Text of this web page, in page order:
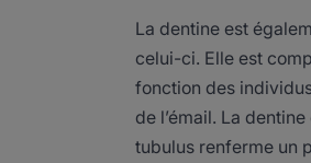
La dentine est
celui-ci. Elle est
fonction des
de l’émail. La
tubulus renferme un